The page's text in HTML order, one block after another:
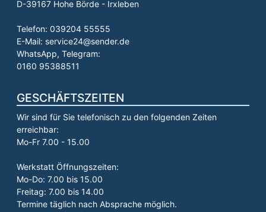
D-39167 Hohe Börde - Irxleben
Telefon: 039204 55555
E-Mail: service24@sender.de
WhatsApp, Telegram:
0160 95388511
GESCHÄFTSZEITEN
Wir sind für Sie telefonisch zu den folgenden Zeiten
erreichbar:
Mo-Fr 7.00 - 15.00
Werkstatt Öffnungszeiten:
Mo-Do: 7.00 bis 15.00
Freitag: 7.00 bis 14.00
Termine täglich nach Absprache möglich.